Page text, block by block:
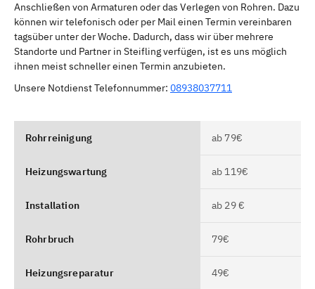
Anschließen von Armaturen oder das Verlegen von Rohren. Dazu
können wir telefonisch oder per Mail einen Termin vereinbaren
tagsüber unter der Woche. Dadurch, dass wir über mehrere
Standorte und Partner in Steifling verfügen, ist es uns möglich
ihnen meist schneller einen Termin anzubieten.
Unsere Notdienst Telefonnummer: 08938037711
Rohrreinigung ab 79€
Heizungswartung ab 119€
Installation ab 29 €
Rohrbruch 79€
Heizungsreparatur 49€